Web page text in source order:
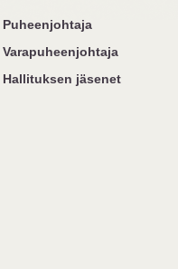
Puheenjohtaja
Varapuheenjohtaja
Hallituksen jäsenet